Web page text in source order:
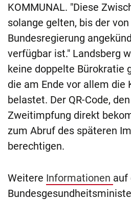
KOMMUNAL. "Diese
solange gelten, bis der
Bundesregierung
verfügbar ist." Landsberg
keine doppelte Bürokratie
die am Ende vor allem die
belastet. Der QR-Code,
Zweitimpfung direkt
zum Abruf des späteren
berechtigen.
Weitere Informationen auf